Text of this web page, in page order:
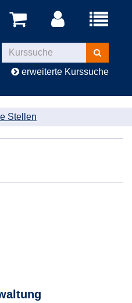
Menü
Kurse
suchen
erweiterte Kurssuche
Stellen